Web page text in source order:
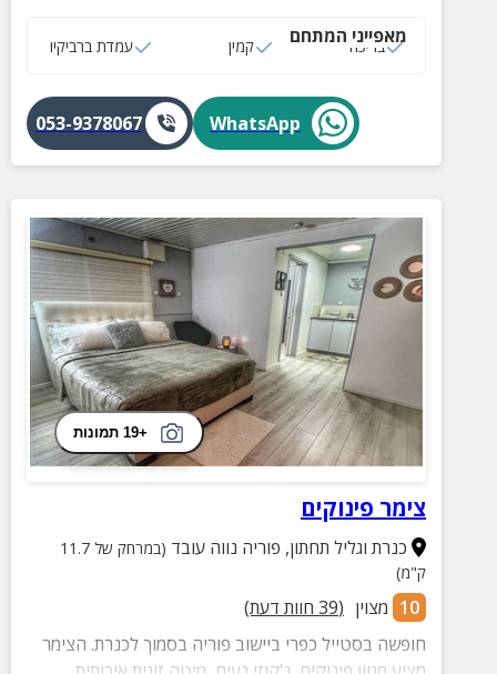
מאפייני המתחם
בריכה קמין עמדת ברביקיו
WhatsApp
053-9378067
+19 תמונות
צימר פינוקים
כנרת וגליל תחתון, פוריה נווה עובד
(במרחק של 11.7
ק"מ)
10 מצוין (
39 חוות דעת)
חופשה בסטייל כפרי ביישוב פוריה בסמוך לכנרת. הצימר